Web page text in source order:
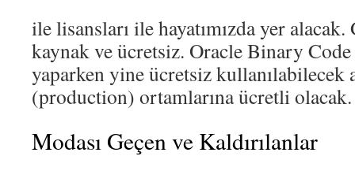
ile lisansları ile hayatımızda yer
kaynak ve ücretsiz. Oracle Binary
yaparken yine ücretsiz kullanılabilecek
(production) ortamlarına ücretli olacak.
Modası Geçen ve Kaldırılanlar